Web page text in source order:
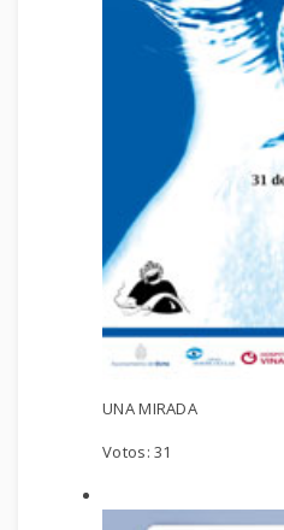
UNA MIRADA
Votos:31